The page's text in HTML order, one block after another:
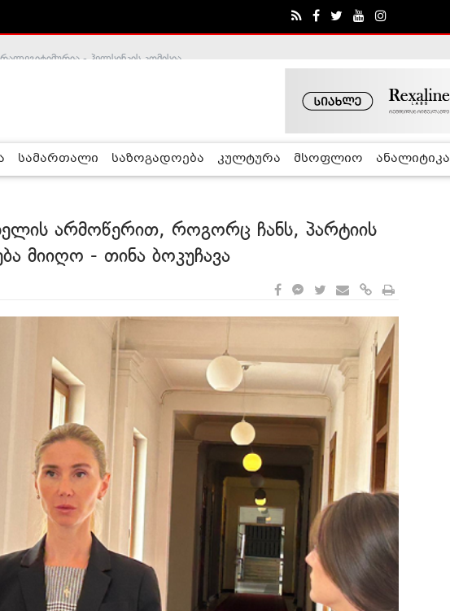
სამართალი საზოგადოება კულტურა მსოფლიო ანალიტიკა
არმოწერით, როგორც ჩანს, პარტიის
მიიღო - თინა ბოკუჩავა